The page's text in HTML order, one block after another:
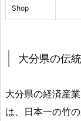
Shop
大分県の伝
大分県の経済産
は、日本一の竹